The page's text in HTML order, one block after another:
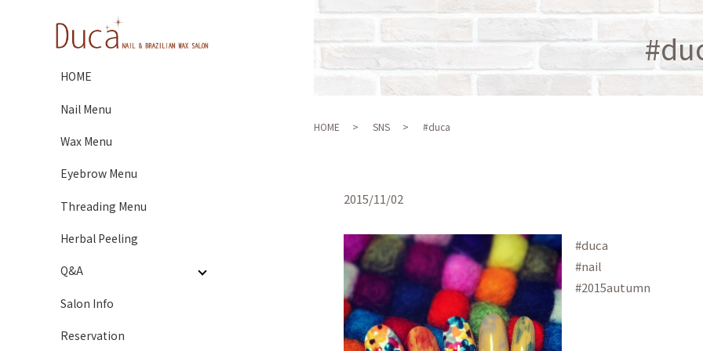
HOME
Nail Menu
Wax Menu
Eyebrow Menu
Threading Menu
Herbal Peeling
Q&A
Salon Info
Reservation
HOME SNS #duca
2015/11/02
#duca
#nail
#2015autumn